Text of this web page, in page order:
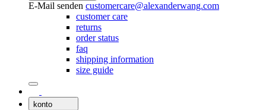
E-Mail senden customercare@alexanderwang.com
customer care
returns
order status
faq
shipping information
size guide
konto